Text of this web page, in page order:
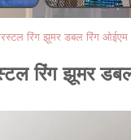
रिंग झूमर डबल रिंग ओईएम
रिंग झूमर